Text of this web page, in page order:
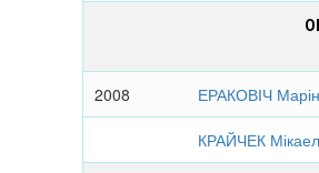
2008 ЕРАКОВІЧ
КРАЙЧЕК